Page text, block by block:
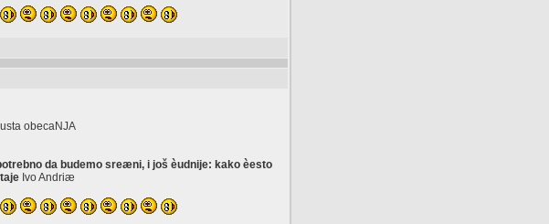
obecaNJA
da budemo sreæni, i još èudnije: kako èesto
Ivo Andriæ